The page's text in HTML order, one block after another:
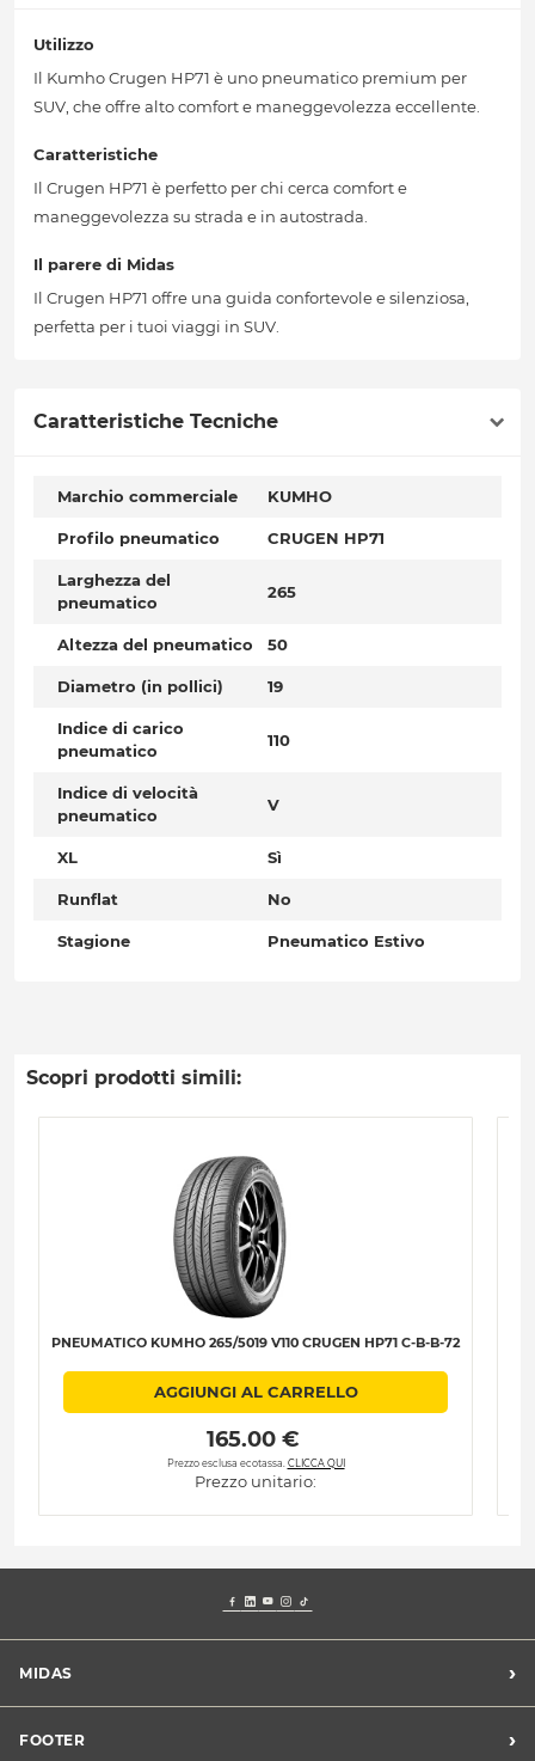
Utilizzo
Il Kumho Crugen HP71 è uno pneumatico premium per
SUV, che offre alto comfort e maneggevolezza eccellente.
Caratteristiche
Il Crugen HP71 è perfetto per chi cerca comfort e
maneggevolezza su strada e in autostrada.
Il parere di Midas
Il Crugen HP71 offre una guida confortevole e silenziosa,
perfetta per i tuoi viaggi in SUV.
Caratteristiche Tecniche
Marchio commerciale KUMHO
Profilo pneumatico CRUGEN HP71
Larghezza del
pneumatico
265
Altezza del pneumatico 50
Diametro (in pollici) 19
Indice di carico
pneumatico
110
Indice di velocità
pneumatico
V
XL Sì
Runflat No
Stagione Pneumatico Estivo
Scopri prodotti simili:
PNEUMATICO KUMHO 265/5019 V110 CRUGEN HP71 C-B-B-72
AGGIUNGI AL CARRELLO
165.00 €
Prezzo esclusa ecotassa. CLICCA QUI
Prezzo unitario:
MIDAS ›
Blog dell'automobilista
FOOTER ›